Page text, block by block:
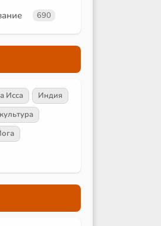
690
Исса
Индия